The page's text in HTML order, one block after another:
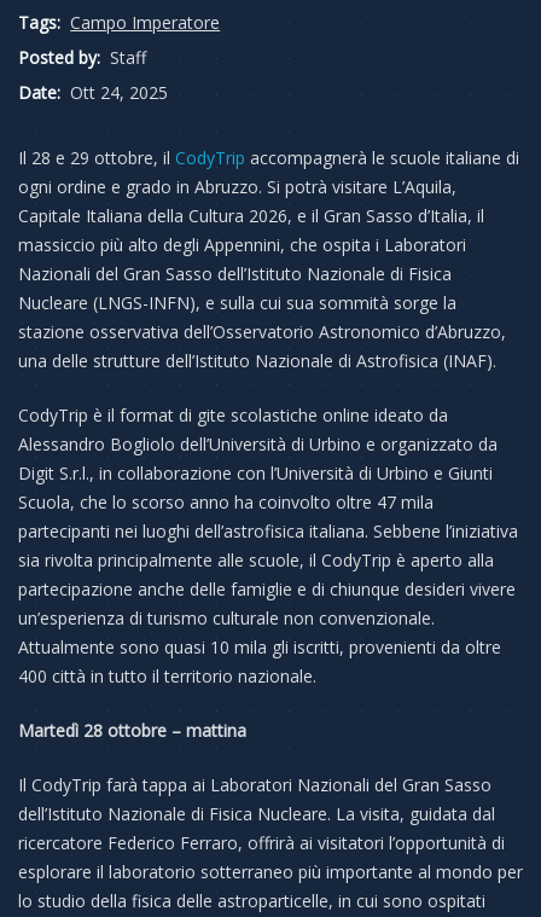
Tags: Campo Imperatore
Posted by: Staff
Date: Ott 24, 2025
Il 28 e 29 ottobre, il CodyTrip accompagnerà le scuole italiane di
ogni ordine e grado in Abruzzo. Si potrà visitare L’Aquila,
Capitale Italiana della Cultura 2026, e il Gran Sasso d’Italia, il
massiccio più alto degli Appennini, che ospita i Laboratori
Nazionali del Gran Sasso dell’Istituto Nazionale di Fisica
Nucleare (LNGS-INFN), e sulla cui sua sommità sorge la
stazione osservativa dell’Osservatorio Astronomico d’Abruzzo,
una delle strutture dell’Istituto Nazionale di Astrofisica (INAF).
CodyTrip è il format di gite scolastiche online ideato da
Alessandro Bogliolo dell’Università di Urbino e organizzato da
Digit S.r.l., in collaborazione con l’Università di Urbino e Giunti
Scuola, che lo scorso anno ha coinvolto oltre 47 mila
partecipanti nei luoghi dell’astrofisica italiana. Sebbene l’iniziativa
sia rivolta principalmente alle scuole, il CodyTrip è aperto alla
partecipazione anche delle famiglie e di chiunque desideri vivere
un’esperienza di turismo culturale non convenzionale.
Attualmente sono quasi 10 mila gli iscritti, provenienti da oltre
400 città in tutto il territorio nazionale.
Martedì 28 ottobre – mattina
Il CodyTrip farà tappa ai Laboratori Nazionali del Gran Sasso
dell’Istituto Nazionale di Fisica Nucleare. La visita, guidata dal
ricercatore Federico Ferraro, offrirà ai visitatori l’opportunità di
esplorare il laboratorio sotterraneo più importante al mondo per
lo studio della fisica delle astroparticelle, in cui sono ospitati